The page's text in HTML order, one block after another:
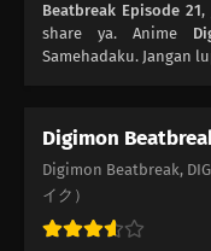
Eps
Eps
Beatbreak Episode 21,
share ya. Anime
Samehadaku. Jangan
Digimon
Digimon Beatbreak,
イク）